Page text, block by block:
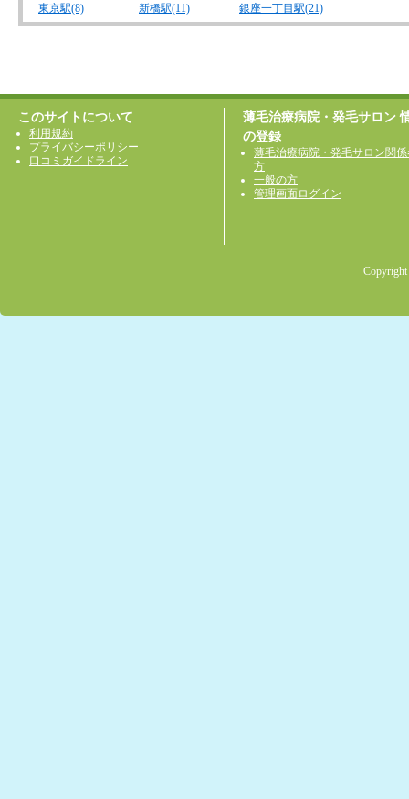
東京駅(8) 新橋駅(11) 銀座一丁目駅(21)
このサイトについて
利用規約
プライバシーポリシー
口コミガイドライン
薄毛治療病院・発毛サロン
の登録
薄毛治療病院・発毛サロン関
方
一般の方
管理画面ログイン
Copyright